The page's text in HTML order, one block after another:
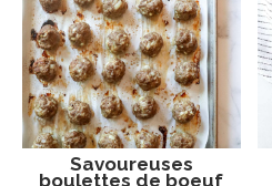
Savoureuses
boulettes de boeuf